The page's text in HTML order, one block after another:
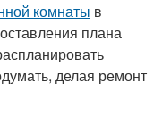
комнаты в
плана
делая ремонт